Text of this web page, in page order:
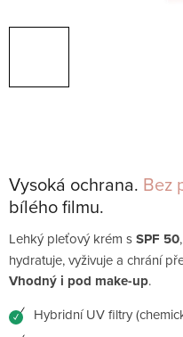
Vysoká ochrana. Bez
bílého filmu.
Lehký pleťový krém sSPF 50
hydratuje, vyživuje a chrání
Vhodný i pod make-up.
✓ Hybridní UV filtry